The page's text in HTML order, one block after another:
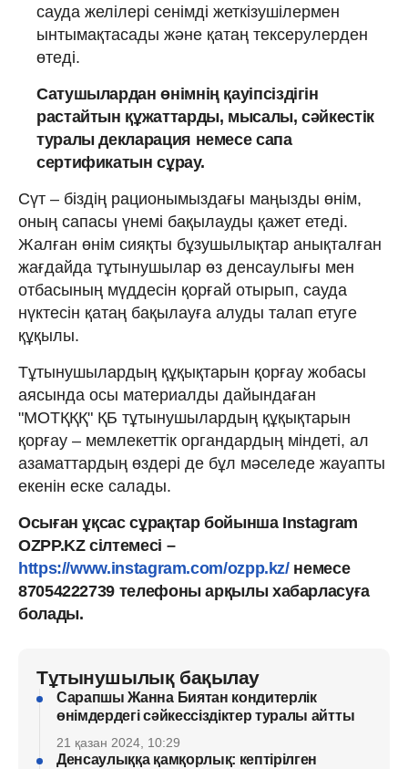
сауда желілері сенімді жеткізушілермен
ынтымақтасады және қатаң тексерулерден
өтеді.
Сатушылардан өнімнің қауіпсіздігін
растайтын құжаттарды, мысалы, сәйкестік
туралы декларация немесе сапа
сертификатын сұрау.
Сүт – біздің рационымыздағы маңызды өнім,
оның сапасы үнемі бақылауды қажет етеді.
Жалған өнім сияқты бұзушылықтар анықталған
жағдайда тұтынушылар өз денсаулығы мен
отбасының мүддесін қорғай отырып, сауда
нүктесін қатаң бақылауға алуды талап етуге
құқылы.
Тұтынушылардың құқықтарын қорғау жобасы
аясында осы материалды дайындаған
"МОТҚҚҚ" ҚБ тұтынушылардың құқықтарын
қорғау – мемлекеттік органдардың міндеті, ал
азаматтардың өздері де бұл мәселеде жауапты
екенін еске салады.
Осыған ұқсас сұрақтар бойынша Instagram
OZPP.KZ сілтемесі –
https://www.instagram.com/ozpp.kz/немесе
87054222739 телефоны арқылы хабарласуға
болады.
Тұтынушылық бақылау
Сарапшы Жанна Биятан кондитерлік
өнімдердегі сәйкессіздіктер туралы айтты
21 қазан 2024, 10:29
Денсаулыққа қамқорлық: кептірілген